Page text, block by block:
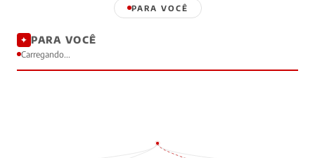
PARA VOCÊ
✦ PARA VOCÊ
Carregando...